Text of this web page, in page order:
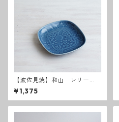
【波佐見焼】和山 レリー
フ・フラワーパレード取皿
うす瑠璃
¥1,375